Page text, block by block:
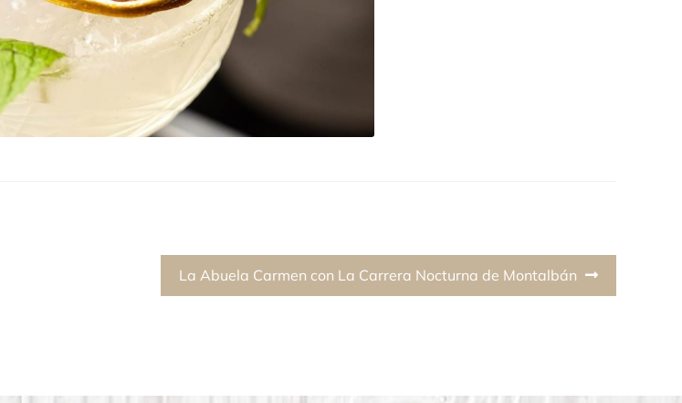
Next
post:
La Abuela Carmen con La Carrera Nocturna de Montalbán